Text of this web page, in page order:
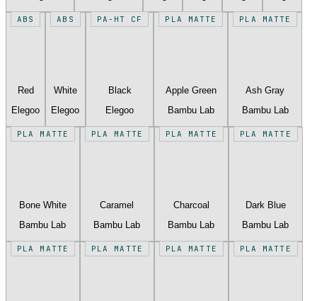
ABS
Red
Elegoo
ABS
White
Elegoo
PA-HT CF
Black
Elegoo
PLA MATTE
Apple Green
Bambu Lab
PLA MATTE
Ash Gray
Bambu Lab
PLA MATTE
Bone White
Bambu Lab
PLA MATTE
Caramel
Bambu Lab
PLA MATTE
Charcoal
Bambu Lab
PLA MATTE
Dark Blue
Bambu Lab
PLA MATTE PLA MATTE PLA MATTE PLA MATTE